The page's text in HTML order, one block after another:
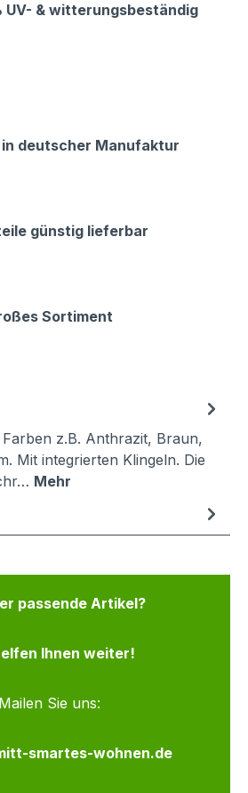
UV- & witterungsbeständig
deutscher Manufaktur
günstig lieferbar
Sortiment
z.B. Anthrazit, Braun,
Mit integrierten Klingeln. Die
Mehr
passende Artikel?
Ihnen weiter!
Mailen Sie uns:
smartes-wohnen.de